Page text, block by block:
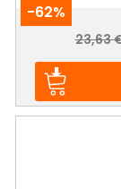
-62%
Prix
23,63